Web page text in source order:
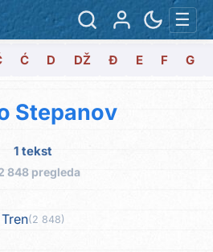
☰
Ć D DŽ Đ E F G
Stepanov
1 tekst
848 pregleda
Tren(2 848)